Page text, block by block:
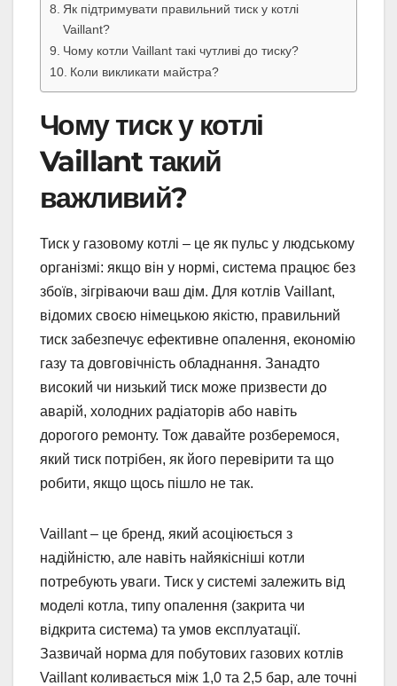
Як підтримувати правильний тиск у котлі
Vaillant?
Чому котли Vaillant такі чутливі до тиску?
Коли викликати майстра?
Чому тиск у котлі
Vaillant такий
важливий?
Тиск у газовому котлі – це як пульс у людському
організмі: якщо він у нормі, система працює без
збоїв, зігріваючи ваш дім. Для котлів Vaillant,
відомих своєю німецькою якістю, правильний
тиск забезпечує ефективне опалення, економію
газу та довговічність обладнання. Занадто
високий чи низький тиск може призвести до
аварій, холодних радіаторів або навіть
дорогого ремонту. Тож давайте розберемося,
який тиск потрібен, як його перевірити та що
робити, якщо щось пішло не так.
Vaillant – це бренд, який асоціюється з
надійністю, але навіть найякісніші котли
потребують уваги. Тиск у системі залежить від
моделі котла, типу опалення (закрита чи
відкрита система) та умов експлуатації.
Зазвичай норма для побутових газових котлів
Vaillant коливається між 1,0 та 2,5 бар, але точні